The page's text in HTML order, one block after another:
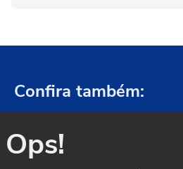
Confira também:
Ops!